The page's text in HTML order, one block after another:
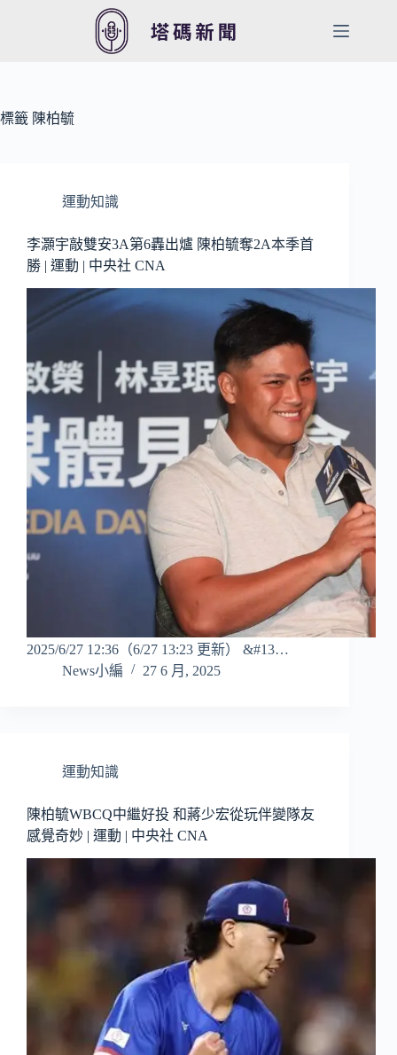
容
標籤 陳柏毓
運動知識
李灝宇敲雙安3A第6轟出爐 陳柏毓奪2A本季首
勝 | 運動 | 中央社 CNA
2025/6/27 12:36（6/27 13:23 更新） &#13…
News小編
27 6 月, 2025
運動知識
陳柏毓WBCQ中繼好投 和蔣少宏從玩伴變隊友
感覺奇妙 | 運動 | 中央社 CNA